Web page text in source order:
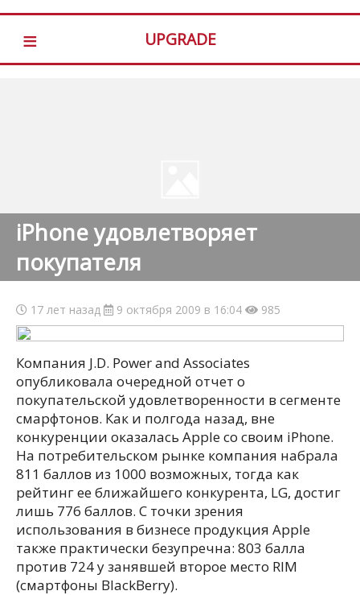
≡ UPGRADE
iPhone удовлетворяет
покупателя
17 лет назад 9 октября 2009 в 16:04 985
Компания J.D. Power and Associates
опубликовала очередной отчет о
покупательской удовлетворенности в сегменте
смарфтонов. Как и полгода назад, вне
конкуренции оказалась Apple со своим iPhone.
На потребительском рынке компания набрала
811 баллов из 1000 возможных, тогда как
рейтинг ее ближайшего конкурента, LG, достиг
лишь 776 баллов. С точки зрения
использования в бизнесе продукция Apple
также практически безупречна: 803 балла
против 724 у занявшей второе место RIM
(смартфоны BlackBerry).